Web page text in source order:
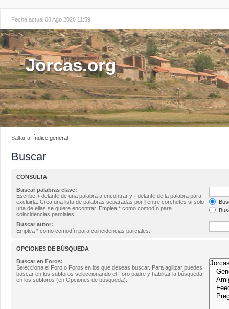
Fecha actual 08 Ago 2026 11:59
Jorcas.org
Saltar a: Índice general
Buscar
CONSULTA
Buscar palabras clave:
Escribe + delante de una palabra a encontrar y - delante de la palabra para
excluirla. Crea una lista de palabras separadas por | entre corchetes si solo
una de ellas se quiere encontrar. Emplea * como comodín para
coincidencias parciales.
Buscar autor:
Emplea * como comodín para coincidencias parciales.
OPCIONES DE BÚSQUEDA
Buscar en Foros:
Selecciona el Foro o Foros en los que deseas buscar. Para agilizar puedes
buscar en los subforos seleccionando el Foro padre y habilitar la búsqueda
en los subforos (en Opciones de búsqueda).